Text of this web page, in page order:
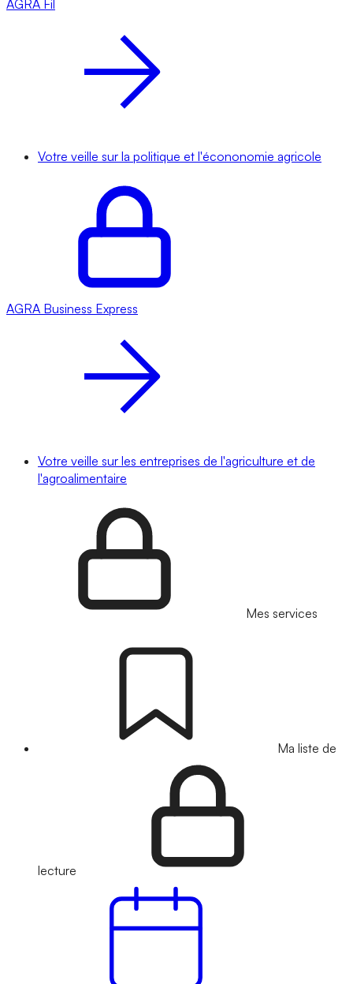
AGRA Fil
Votre veille sur la politique et l'écononomie agricole
AGRA Business Express
Votre veille sur les entreprises de l'agriculture et de
l'agroalimentaire
Mes services
Ma liste de
lecture